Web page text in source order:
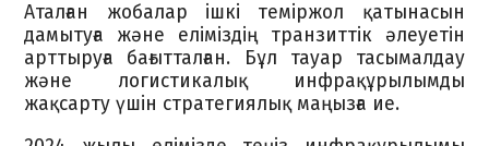
Аталған жобалар ішкі теміржол қатынасын
дамытуға және еліміздің транзиттік әлеуетін
арттыруға бағытталған. Бұл тауар тасымалдау
және логистикалық инфрақұрылымды
жақсарту үшін стратегиялық маңызға ие.